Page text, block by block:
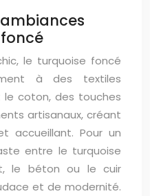
le turquoise foncé
à des textiles
coton, des touches
artisanaux, créant
accueillant. Pour un
entre le turquoise
le béton ou le cuir
et de modernité.